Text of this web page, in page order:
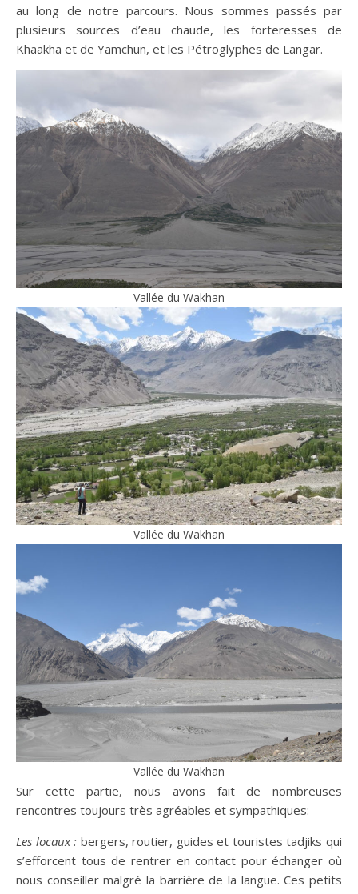
au long de notre parcours. Nous sommes passés par
plusieurs sources d’eau chaude, les forteresses de
Khaakha et de Yamchun, et les Pétroglyphes de Langar.
Vallée du Wakhan
Vallée du Wakhan
Vallée du Wakhan
Sur cette partie, nous avons fait de nombreuses
rencontres toujours très agréables et sympathiques:
Les locaux : bergers, routier, guides et touristes tadjiks qui
s’efforcent tous de rentrer en contact pour échanger où
nous conseiller malgré la barrière de la langue. Ces petits